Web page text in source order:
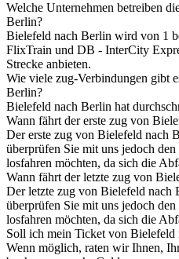
Welche Unternehmen betreiben
Berlin?
Bielefeld nach Berlin wird von 1
FlixTrain und DB - InterCity
Strecke anbieten.
Wie viele zug-Verbindungen gibt
Berlin?
Bielefeld nach Berlin hat
Wann fährt der erste zug von
Der erste zug von Bielefeld nach
überprüfen Sie mit uns jedoch
losfahren möchten, da sich die
Wann fährt der letzte zug von
Der letzte zug von Bielefeld nach
überprüfen Sie mit uns jedoch
losfahren möchten, da sich die
Soll ich mein Ticket von Bielefeld
Wenn möglich, raten wir Ihnen,